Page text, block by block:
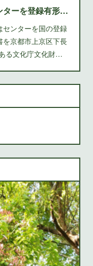
国の文化庁に出した「総合センターを登録有形文化財（稼働遺産）として残して下さい」について返事がまだ来ない
ンターを国の登録
京都市上京区下長
る文化庁文化財…